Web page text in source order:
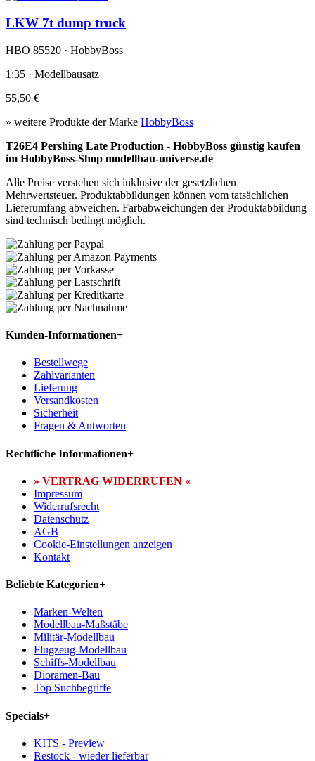
LKW 7t dump truck
HBO 85520 · HobbyBoss
1:35 · Modellbausatz
55,50 €
» weitere Produkte der Marke HobbyBoss
T26E4 Pershing Late Production - HobbyBoss günstig kaufen
im HobbyBoss-Shop modellbau-universe.de
Alle Preise verstehen sich inklusive der gesetzlichen
Mehrwertsteuer. Produktabbildungen können vom tatsächlichen
Lieferumfang abweichen. Farbabweichungen der Produktabbildung
sind technisch bedingt möglich.
Kunden-Informationen+
Bestellwege
Zahlvarianten
Lieferung
Versandkosten
Sicherheit
Fragen & Antworten
Rechtliche Informationen+
» VERTRAG WIDERRUFEN «
Impressum
Widerrufsrecht
Datenschutz
AGB
Cookie-Einstellungen anzeigen
Kontakt
Beliebte Kategorien+
Marken-Welten
Modellbau-Maßstäbe
Militär-Modellbau
Flugzeug-Modellbau
Schiffs-Modellbau
Dioramen-Bau
Top Suchbegriffe
Specials+
KITS - Preview
Restock - wieder lieferbar